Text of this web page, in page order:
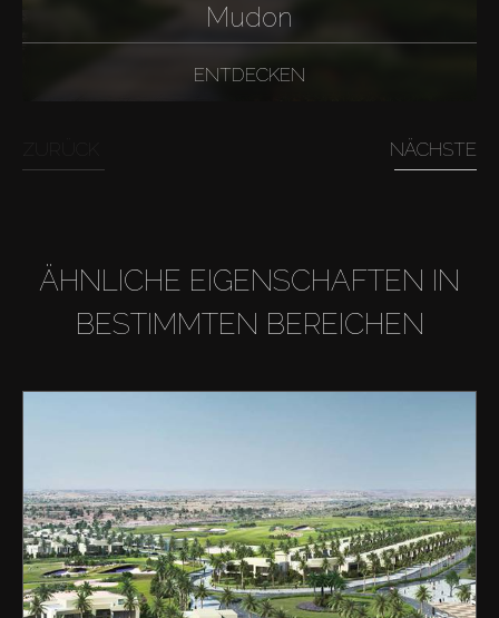
Mudon
ENTDECKEN
NÄCHSTE
ÄHNLICHE EIGENSCHAFTEN IN
BESTIMMTEN BEREICHEN